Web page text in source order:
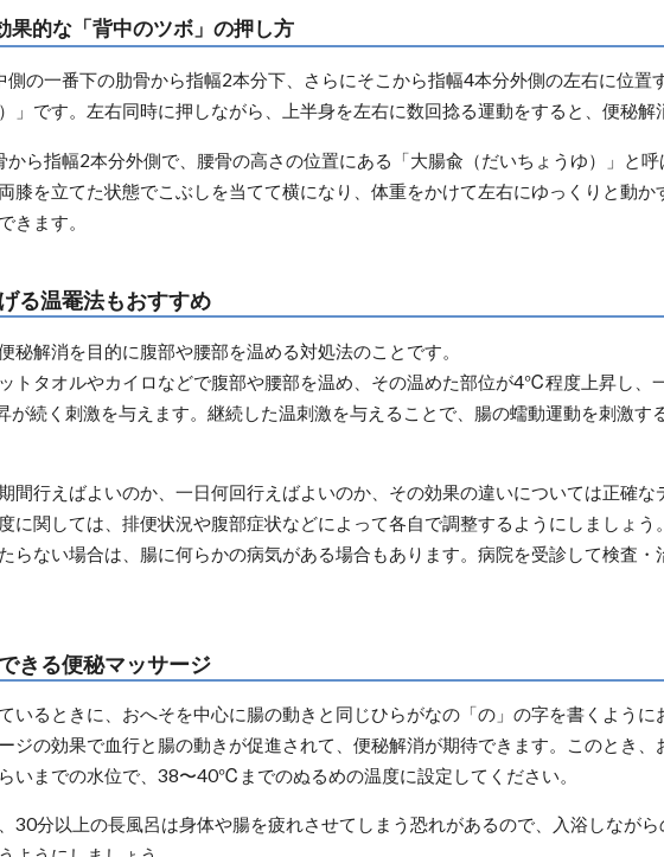
果的な「背中のツボ」の押し方
側の一番下の肋骨から指幅2本分下、さらにそこから指幅4本分外側の左右に位置
）」です。左右同時に押しながら、上半身を左右に数回捻る運動をすると、便秘解
から指幅2本分外側で、腰骨の高さの位置にある「大腸兪（だいちょうゆ）」と
膝を立てた状態でこぶしを当てて横になり、体重をかけて左右にゆっくりと動か
きます。
る温罨法もおすすめ
秘解消を目的に腹部や腰部を温める対処法のことです。
トタオルやカイロなどで腹部や腰部を温め、その温めた部位が4℃程度上昇し、
続く刺激を与えます。継続した温刺激を与えることで、腸の蠕動運動を刺激す
間行えばよいのか、一日何回行えばよいのか、その効果の違いについては正確な
に関しては、排便状況や腹部症状などによって各自で調整するようにしましょう
らない場合は、腸に何らかの病気がある場合もあります。病院を受診して検査・
きる便秘マッサージ
いるときに、おへそを中心に腸の動きと同じひらがなの「の」の字を書くように
ジの効果で血行と腸の動きが促進されて、便秘解消が期待できます。このとき、
いまでの水位で、38〜40℃までのぬるめの温度に設定してください。
30分以上の長風呂は身体や腸を疲れさせてしまう恐れがあるので、入浴しなが